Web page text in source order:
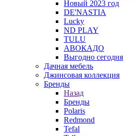
Новый 2023 год
DE'NASTIA
Lucky
ND PLAY
TULU
АВОКАДО
Выгодно сегодня
Дачная мебель
Джинсовая коллекция
Бренды
Назад
Бренды
Polaris
Redmond
Tefal